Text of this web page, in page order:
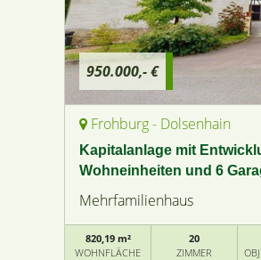
950.000,- €
Frohburg - Dolsenhain
Kapitalanlage mit
Wohneinheiten und 6
Mehrfamilienhaus
820,19 m²
WOHNFLÄCHE
20
ZIMMER